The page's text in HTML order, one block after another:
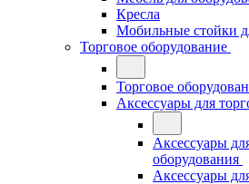
Кресла
Мобильные стойки
Торговое оборудование
Торговое
Аксессуары для
Аксессуары
оборудования
Аксессуары